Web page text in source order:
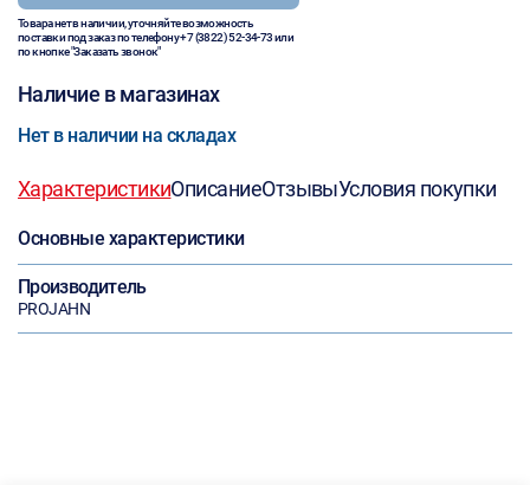
Товара нет в наличии, уточняйте возможность
поставки под заказ по телефону+7 (3822) 52-34-73или
по кнопке "Заказать звонок"
Наличие в магазинах
Нет в наличии на складах
ХарактеристикиОписаниеОтзывыУсловия покупки
Основные характеристики
Производитель
PROJAHN